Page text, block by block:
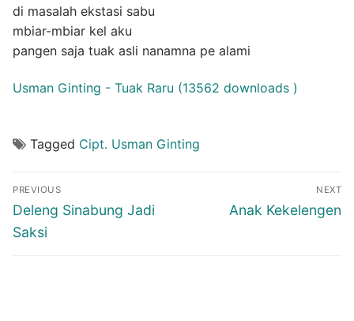
di masalah ekstasi sabu
mbiar-mbiar kel aku
pangen saja tuak asli nanamna pe alami
Usman Ginting - Tuak Raru (13562 downloads )
Tagged Cipt. Usman Ginting
Post
navigation
PREVIOUS
Previous
post:
Deleng Sinabung Jadi
Saksi
NEXT
Next
Anak Kekelengen